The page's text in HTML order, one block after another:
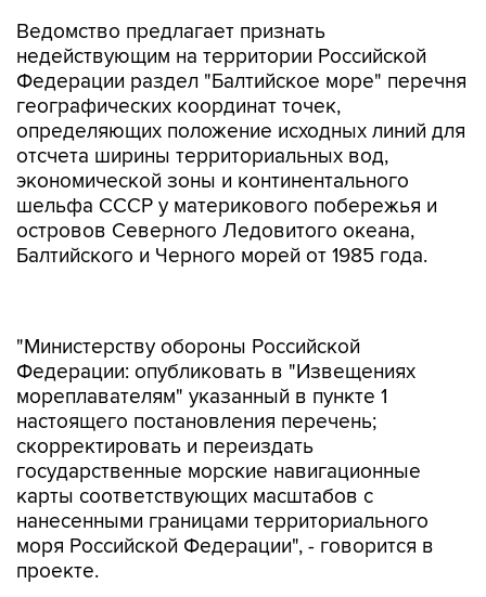
Ведомство предлагает признать
недействующим на территории Российской
Федерации раздел "Балтийское море" перечня
географических координат точек,
определяющих положение исходных линий для
отсчета ширины территориальных вод,
экономической зоны и континентального
шельфа СССР у материкового побережья и
островов Северного Ледовитого океана,
Балтийского и Черного морей от 1985 года.
мореплавателям" указанный в пункте 1
настоящего постановления перечень;
скорректировать и переиздать
государственные морские навигационные
карты соответствующих масштабов с
нанесенными границами территориального
моря Российской Федерации", - говорится в
проекте.
Российский МИД должен будет сдать на